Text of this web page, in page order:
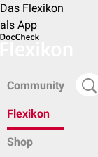
Das Flexikon
als App
Community
Flexikon
Shop